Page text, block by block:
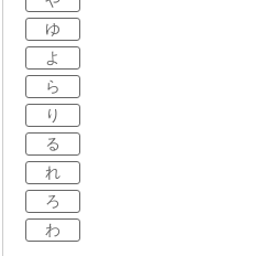
ゆ
よ
ら
り
る
れ
ろ
わ